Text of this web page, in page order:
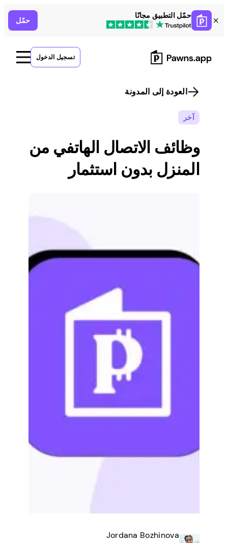
Skip
to
content
حمّل التطبيق مجانًا
حمّل
تسجيل الدخول
العودة إلى المدونة
آخر
وظائف الاتصال الهاتفي من
المنزل بدون استثمار
Jordana Bozhinova